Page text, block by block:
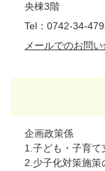
央棟3階
Tel：0742-34-
メールでのお問
企画政策係
1.子ども・子育て
2.少子化対策施策